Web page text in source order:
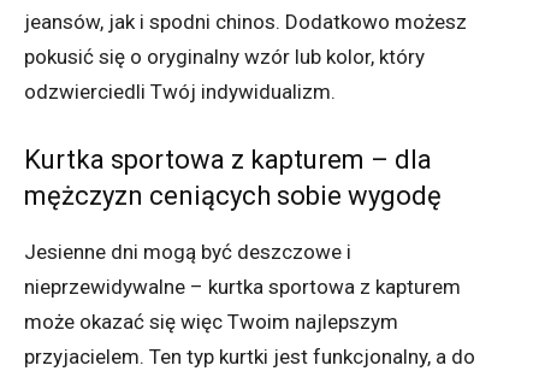
jeansów, jak i spodni chinos. Dodatkowo możesz
pokusić się o oryginalny wzór lub kolor, który
odzwierciedli Twój indywidualizm.
Kurtka sportowa z kapturem – dla
mężczyzn ceniących sobie wygodę
Jesienne dni mogą być deszczowe i
nieprzewidywalne – kurtka sportowa z kapturem
może okazać się więc Twoim najlepszym
przyjacielem. Ten typ kurtki jest funkcjonalny, a do